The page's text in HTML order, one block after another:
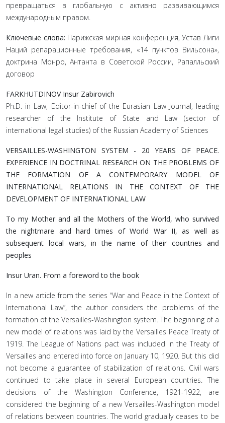
превращаться в глобальную с активно развивающимся
международным правом.
Ключевые слова: Парижская мирная конференция, Устав Лиги
Наций репарационные требования, «14 пунктов Вильсона»,
доктрина Монро, Антанта в Советской России, Рапалльский
договор
FARKHUTDINOV Insur Zabirovich
Ph.D. in Law, Editor-in-chief of the Eurasian Law Journal, leading
researcher of the Institute of State and Law (sector of
international legal studies) of the Russian Academy of Sciences
VERSAILLES-WASHINGTON SYSTEM - 20 YEARS OF PEACE.
EXPERIENCE IN DOCTRINAL RESEARCH ON THE PROBLEMS OF
THE FORMATION OF A CONTEMPORARY MODEL OF
INTERNATIONAL RELATIONS IN THE CONTEXT OF THE
DEVELOPMENT OF INTERNATIONAL LAW
To my Mother and all the Mothers of the World, who survived
the nightmare and hard times of World War II, as well as
subsequent local wars, in the name of their countries and
peoples
Insur Uran. From a foreword to the book
In a new article from the series “War and Peace in the Context of
International Law”, the author considers the problems of the
formation of the Versailles-Washington system. The beginning of a
new model of relations was laid by the Versailles Peace Treaty of
1919. The League of Nations pact was included in the Treaty of
Versailles and entered into force on January 10, 1920. But this did
not become a guarantee of stabilization of relations. Civil wars
continued to take place in several European countries. The
decisions of the Washington Conference, 1921-1922, are
considered the beginning of a new Versailles-Washington model
of relations between countries. The world gradually ceases to be